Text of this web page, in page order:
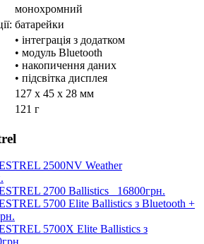
монохромний
батарейки
• інтеграція з додатком
• модуль Bluetooth
• накопичення даних
• підсвітка дисплея
127 x 45 x 28 мм
121 г
2500NV Weather
2700 Ballistics 16800грн.
5700 Elite Ballistics з Bluetooth +
5700X Elite Ballistics з